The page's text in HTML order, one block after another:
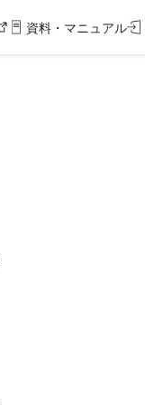
資料・マニュアル